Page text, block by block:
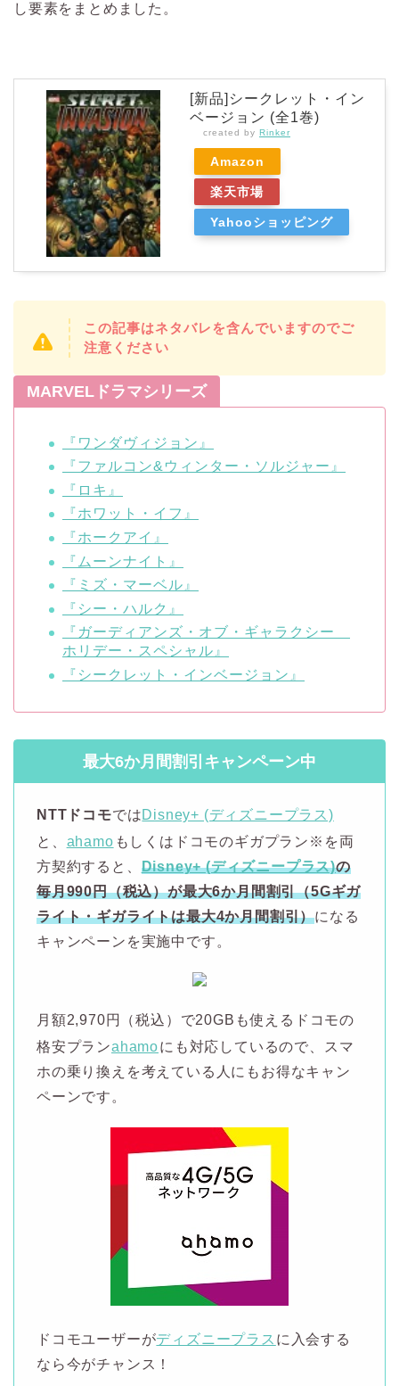
し要素をまとめました。
[新品]シークレット・イン
ベージョン (全1巻)
created by Rinker
Amazon
楽天市場
Yahooショッピング
この記事はネタバレを含んでいますのでご
注意ください
MARVELドラマシリーズ
『ワンダヴィジョン』
『ファルコン&ウィンター・ソルジャー』
『ロキ』
『ホワット・イフ』
『ホークアイ』
『ムーンナイト』
『ミズ・マーベル』
『シー・ハルク』
『ガーディアンズ・オブ・ギャラクシー
ホリデー・スペシャル』
『シークレット・インベージョン』
最大6か月間割引キャンペーン中
NTTドコモではDisney+ (ディズニープラス)
と、 ahamo もしくはドコモのギガプラン※を両
方契約すると、 Disney+ (ディズニープラス)の
毎月990円（税込）が最大6か月間割引（5Gギガ
ライト・ギガライトは最大4か月間割引）になる
キャンペーンを実施中です。
月額2,970円（税込）で20GBも使えるドコモの
格安プランahamoにも対応しているので、スマ
ホの乗り換えを考えている人にもお得なキャン
ペーンです。
ドコモユーザーがディズニープラス に入会する
なら今がチャンス！